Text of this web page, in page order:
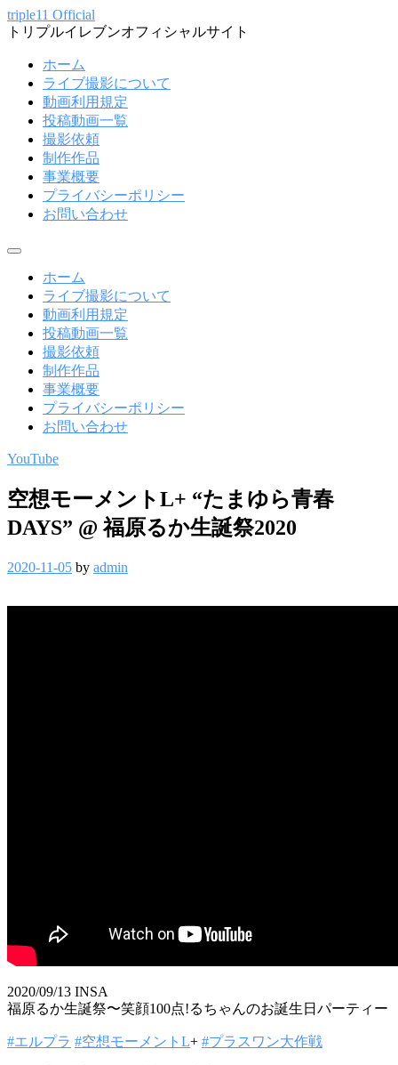
コ
ン
triple11 Official
トリプルイレブンオフィシャルサイト
ホーム
ライブ撮影について
動画利用規定
投稿動画一覧
撮影依頼
制作作品
事業概要
プライバシーポリシー
お問い合わせ
メ
ホーム
ライブ撮影について
動画利用規定
投稿動画一覧
撮影依頼
制作作品
事業概要
プライバシーポリシー
お問い合わせ
YouTube
空想モーメントL+ “たまゆら青春
DAYS” @ 福原るか生誕祭2020
2020-11-05 by admin
2020/09/13 INSA
福原るか生誕祭〜笑顔100点!るちゃんのお誕生日パーティー
#エルプラ #空想モーメントL+ #プラスワン大作戦